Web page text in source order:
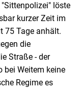
löste
kurzer Zeit im
75 Tage anhält.
die
Straße - der
bei Weitem keine
Regime es